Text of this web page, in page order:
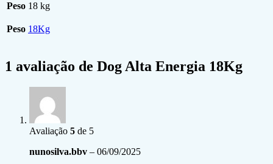
Peso 18 kg
Peso 18Kg
1 avaliação de Dog Alta Energia 18Kg
Avaliação 5 de 5
nunosilva.bbv – 06/09/2025